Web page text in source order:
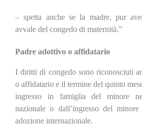
– spetta anche se la madre, pur
avvale del congedo di maternità.”
Padre adottivo o affidatario
I diritti di congedo sono riconosciuti
o affidatario e il termine del quinto
ingresso in famiglia del minore
nazionale o dall’ingresso del
adozione internazionale.